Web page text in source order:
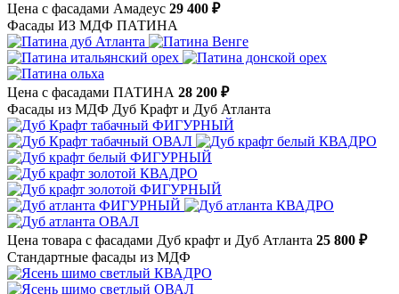
Цена с фасадами Амадеус 29 400 ₽
Фасады ИЗ МДФ ПАТИНА
Цена с фасадами ПАТИНА 28 200 ₽
Фасады из МДФ Дуб Крафт и Дуб Атланта
Цена товара с фасадами Дуб крафт и Дуб Атланта 25 800 ₽
Стандартные фасады из МДФ